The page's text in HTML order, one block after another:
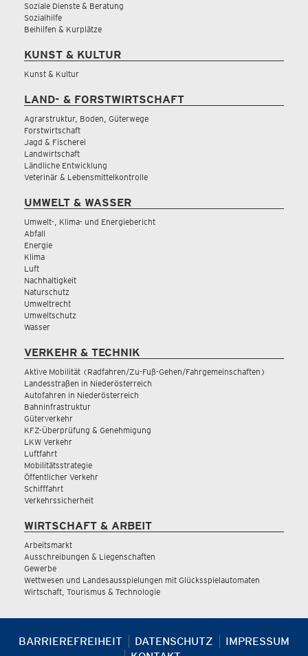
Soziale Dienste & Beratung
Sozialhilfe
Beihilfen & Kurplätze
KUNST & KULTUR
Kunst & Kultur
LAND- & FORSTWIRTSCHAFT
Agrarstruktur, Boden, Güterwege
Forstwirtschaft
Jagd & Fischerei
Landwirtschaft
Ländliche Entwicklung
Veterinär & Lebensmittelkontrolle
UMWELT & WASSER
Umwelt-, Klima- und Energiebericht
Abfall
Energie
Klima
Luft
Nachhaltigkeit
Naturschutz
Umweltrecht
Umweltschutz
Wasser
VERKEHR & TECHNIK
Aktive Mobilität (Radfahren/Zu-Fuß-Gehen/Fahrgemeinschaften)
Landesstraßen in Niederösterreich
Autofahren in Niederösterreich
Bahninfrastruktur
Güterverkehr
KFZ-Überprüfung & Genehmigung
LKW Verkehr
Luftfahrt
Mobilitätsstrategie
Öffentlicher Verkehr
Schifffahrt
Verkehrssicherheit
WIRTSCHAFT & ARBEIT
Arbeitsmarkt
Ausschreibungen & Liegenschaften
Gewerbe
Wettwesen und Landesausspielungen mit Glücksspielautomaten
Wirtschaft, Tourismus & Technologie
BARRIEREFREIHEIT DATENSCHUTZ
IMPRESSUM